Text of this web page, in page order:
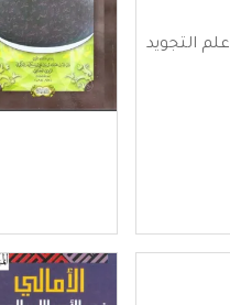
علم التجويد